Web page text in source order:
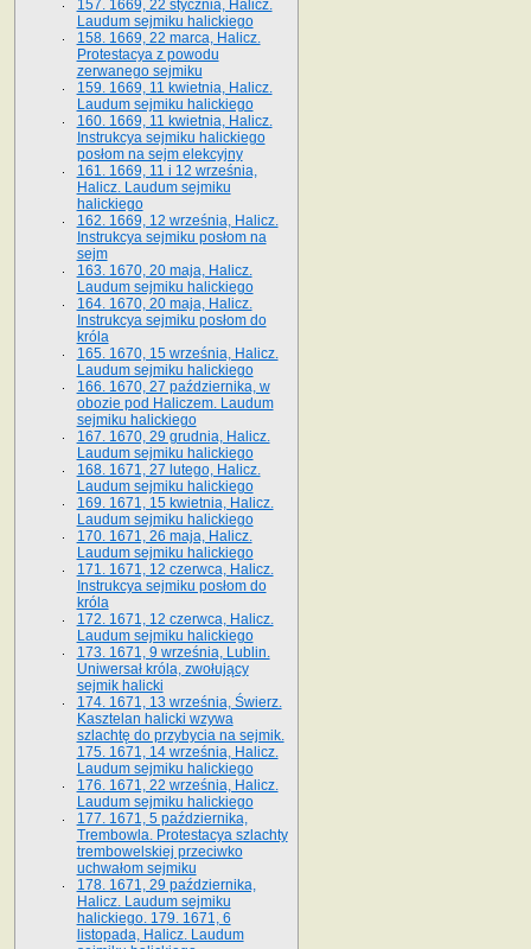
157. 1669, 22 stycznia, Halicz.
Laudum sejmiku halickiego
158. 1669, 22 marca, Halicz.
Protestacya z powodu
zerwanego sejmiku
159. 1669, 11 kwietnia, Halicz.
Laudum sejmiku halickiego
160. 1669, 11 kwietnia, Halicz.
Instrukcya sejmiku halickiego
posłom na sejm elekcyjny
161. 1669, 11 i 12 września,
Halicz. Laudum sejmiku
halickiego
162. 1669, 12 września, Halicz.
Instrukcya sejmiku posłom na
sejm
163. 1670, 20 maja, Halicz.
Laudum sejmiku halickiego
164. 1670, 20 maja, Halicz.
Instrukcya sejmiku posłom do
króla
165. 1670, 15 września, Halicz.
Laudum sejmiku halickiego
166. 1670, 27 października, w
obozie pod Haliczem. Laudum
sejmiku halickiego
167. 1670, 29 grudnia, Halicz.
Laudum sejmiku halickiego
168. 1671, 27 lutego, Halicz.
Laudum sejmiku halickiego
169. 1671, 15 kwietnia, Halicz.
Laudum sejmiku halickiego
170. 1671, 26 maja, Halicz.
Laudum sejmiku halickiego
171. 1671, 12 czerwca, Halicz.
Instrukcya sejmiku posłom do
króla
172. 1671, 12 czerwca, Halicz.
Laudum sejmiku halickiego
173. 1671, 9 września, Lublin.
Uniwersał króla, zwołujący
sejmik halicki
174. 1671, 13 września, Świerz.
Kasztelan halicki wzywa
szlachtę do przybycia na sejmik.
175. 1671, 14 września, Halicz.
Laudum sejmiku halickiego
176. 1671, 22 września, Halicz.
Laudum sejmiku halickiego
177. 1671, 5 października,
Trembowla. Protestacya szlachty
trembowelskiej przeciwko
uchwałom sejmiku
178. 1671, 29 października,
Halicz. Laudum sejmiku
halickiego. 179. 1671, 6
listopada, Halicz. Laudum